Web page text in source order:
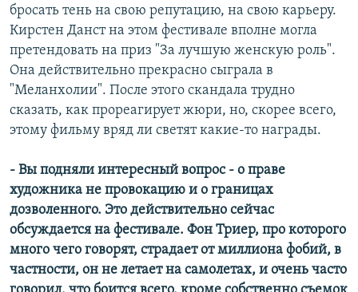
бросать тень на свою репутацию, на свою карьеру.
Кирстен Данст на этом фестивале вполне могла
претендовать на приз "За лучшую женскую роль".
Она действительно прекрасно сыграла в
"Меланхолии". После этого скандала трудно
сказать, как прореагирует жюри, но, скорее всего,
этому фильму вряд ли светят какие-то награды.
- Вы подняли интересный вопрос - о праве
художника не провокацию и о границах
дозволенного. Это действительно сейчас
обсуждается на фестивале. Фон Триер, про которого
много чего говорят, страдает от миллиона фобий, в
частности, он не летает на самолетах, и очень часто